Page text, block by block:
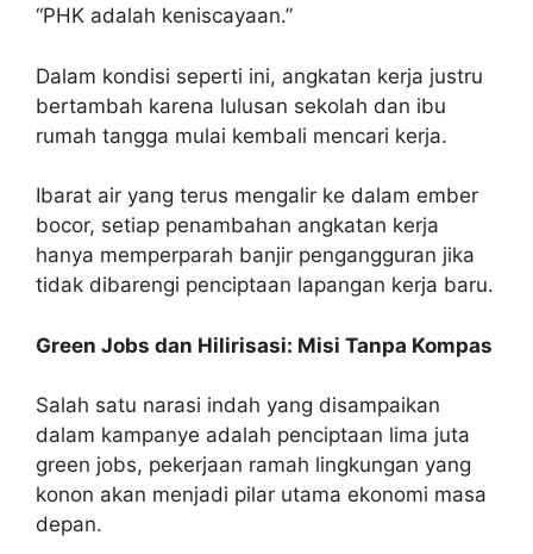
“PHK adalah keniscayaan.”
Dalam kondisi seperti ini, angkatan kerja justru
bertambah karena lulusan sekolah dan ibu
rumah tangga mulai kembali mencari kerja.
Ibarat air yang terus mengalir ke dalam ember
bocor, setiap penambahan angkatan kerja
hanya memperparah banjir pengangguran jika
tidak dibarengi penciptaan lapangan kerja baru.
Green Jobs dan Hilirisasi: Misi Tanpa Kompas
Salah satu narasi indah yang disampaikan
dalam kampanye adalah penciptaan lima juta
green jobs, pekerjaan ramah lingkungan yang
konon akan menjadi pilar utama ekonomi masa
depan.